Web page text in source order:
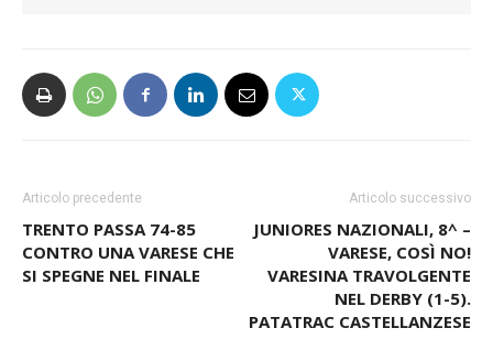
TRENTO PASSA 74-85
CONTRO UNA VARESE CHE
JUNIORES NAZIONALI, 8^ –
VARESE, COSÌ NO!
VARESINA TRAVOLGENTE
NEL DERBY (1-5).